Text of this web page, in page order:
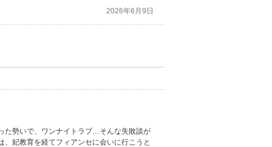
2026年6月9日
た勢いで、ワンナイトラブ…そんな失敗談が
妃教育を経てフィアンセに会いに行こうと